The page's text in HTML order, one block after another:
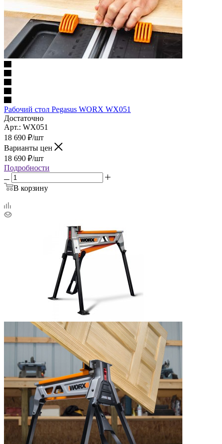
Рабочий стол Pegasus WORX WX051
Достаточно
Арт.: WX051
18 690 ₽/шт
Варианты цен
18 690 ₽/шт
Подробности
В корзину